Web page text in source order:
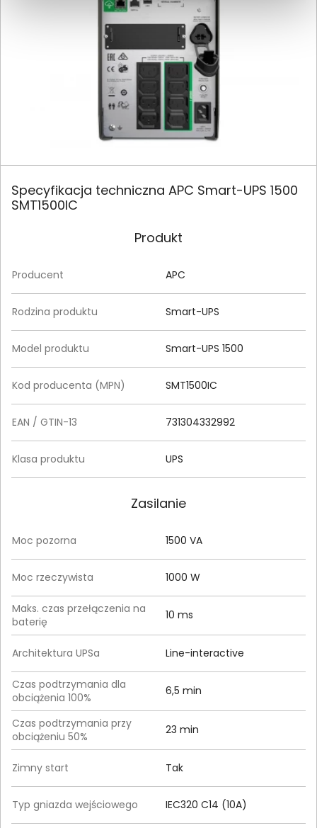
Specyfikacja techniczna APC Smart-UPS 1500
SMT1500IC
Produkt
Producent APC
Rodzina produktu Smart-UPS
Model produktu Smart-UPS 1500
Kod producenta (MPN) SMT1500IC
EAN / GTIN-13 731304332992
Klasa produktu UPS
Zasilanie
Moc pozorna 1500 VA
Moc rzeczywista 1000 W
Maks. czas przełączenia na
baterię
10 ms
Architektura UPSa Line-interactive
Czas podtrzymania dla
obciążenia 100%
6,5 min
Czas podtrzymania przy
obciążeniu 50%
23 min
Zimny start Tak
Typ gniazda wejściowego IEC320 C14 (10A)